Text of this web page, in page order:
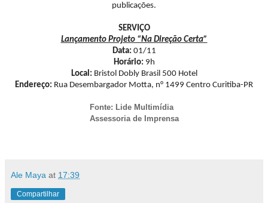
publicações.
SERVIÇO
Lançamento Projeto “Na Direção Certa”
Data: 01/11
Horário: 9h
Local: Bristol Dobly Brasil 500 Hotel
Endereço: Rua Desembargador Motta, n° 1499 Centro Curitiba-PR
Fonte: Lide Multimídia
Assessoria de Imprensa
Ale Maya at 17:39
Compartilhar